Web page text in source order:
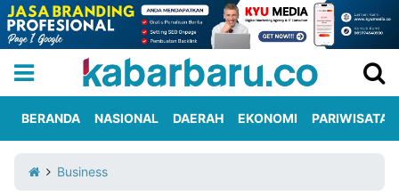
Iklan
Berita
Kami
BERANDA NASIONAL DAERAH EKONOMI PARIWISATA
Business